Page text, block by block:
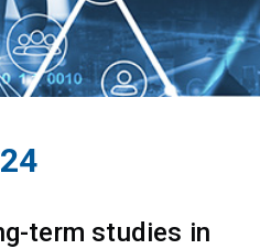
term studies in